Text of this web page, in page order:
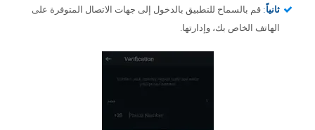
ثانياً: قم بالسماح للتطبيق بالدخول إلى جهات الاتصال المتوفرة على
الهاتف الخاص بك، وإدارتها.